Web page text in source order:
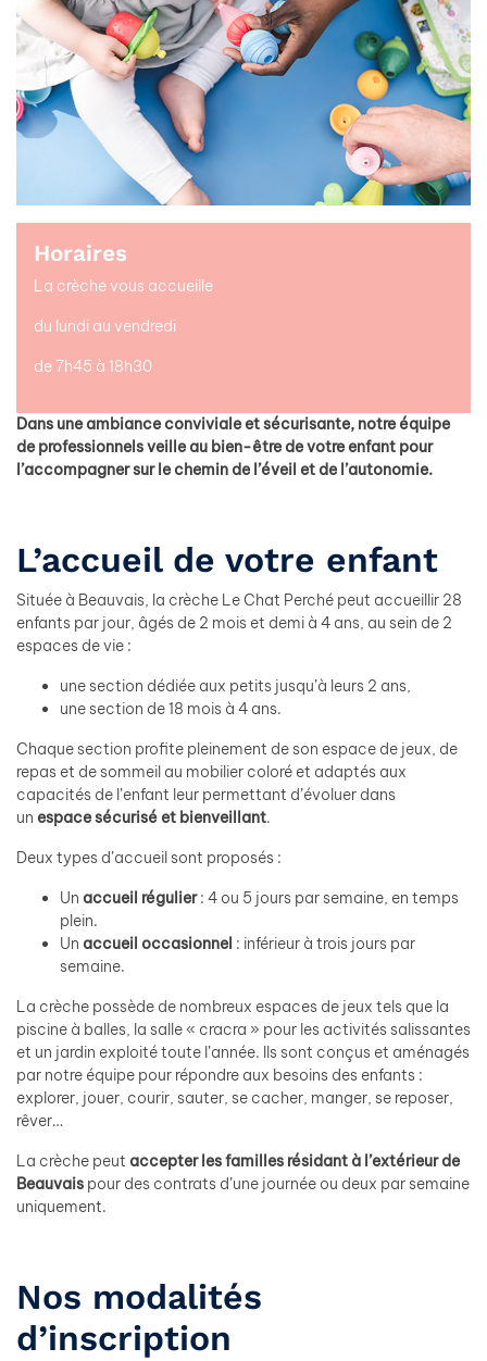
Dans une ambiance conviviale et sécurisante, notre équipe
de professionnels veille au bien-être de votre enfant pour
l’accompagner sur le chemin de l’éveil et de l’autonomie.
L’accueil de votre enfant
Située à Beauvais, la crèche Le Chat Perché peut accueillir 28
enfants par jour, âgés de 2 mois et demi à 4 ans, au sein de 2
espaces de vie :
une section dédiée aux petits jusqu’à leurs 2 ans,
une section de 18 mois à 4 ans.
Chaque section profite pleinement de son espace de jeux, de
repas et de sommeil au mobilier coloré et adaptés aux
capacités de l’enfant leur permettant d’évoluer dans
un espace sécurisé et bienveillant.
Deux types d’accueil sont proposés :
Un accueil régulier: 4 ou 5 jours par semaine, en temps
plein.
Un accueil occasionnel : inférieur à trois jours par
semaine.
La crèche possède de nombreux espaces de jeux tels que la
piscine à balles, la salle « cracra » pour les activités salissantes
et un jardin exploité toute l’année. Ils sont conçus et aménagés
par notre équipe pour répondre aux besoins des enfants :
explorer, jouer, courir, sauter, se cacher, manger, se reposer,
rêver…
La crèche peut accepter les familles résidant à l’extérieur de
Beauvais pour des contrats d’une journée ou deux par semaine
uniquement.
Nos modalités
d’inscription
Horaires
La crèche vous accueille
du lundi au vendredi
de 7h45 à 18h30